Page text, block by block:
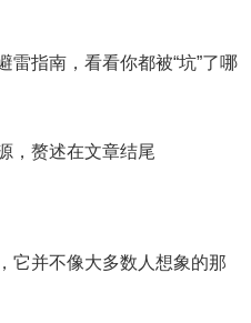
雷指南，看看你都被“坑”了哪
，赘述在文章结尾
它并不像大多数人想象的那